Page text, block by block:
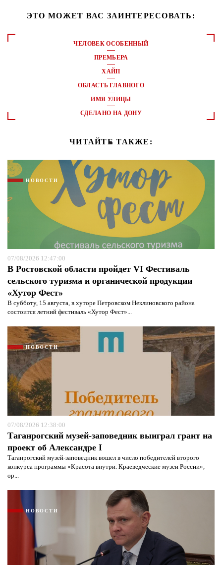
ЭТО МОЖЕТ ВАС ЗАИНТЕРЕСОВАТЬ:
ЧЕЛОВЕК ОСОБЕННЫЙ
ПРЕМЬЕРА
ХАЙП
ОБЛАСТЬ ГЛАВНОГО
ИМЯ УЛИЦЫ
СДЕЛАНО НА ДОНУ
ЧИТАЙТЕ ТАКЖЕ:
НОВОСТИ
07/08/2026 12:47:00
В Ростовской области пройдет VI Фестиваль
сельского туризма и органической продукции
«Хутор Фест»
В субботу, 15 августа, в хуторе Петровском Неклиновского района
состоится летний фестиваль «Хутор Фест»...
НОВОСТИ
07/08/2026 12:38:00
Таганрогский музей-заповедник выиграл грант на
проект об Александре I
Таганрогский музей-заповедник вошел в число победителей второго
конкурса программы «Красота внутри. Краеведческие музеи России»,
ор...
НОВОСТИ